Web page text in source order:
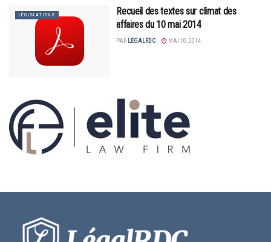
LÉGISLATIONS
Recueil des textes sur climat des
affaires du 10 mai 2014
PAR LEGALRDC MAI 10, 2014